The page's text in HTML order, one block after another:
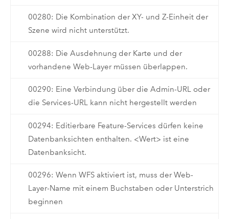
00280: Die Kombination der XY- und Z-Einheit der
Szene wird nicht unterstützt.
00288: Die Ausdehnung der Karte und der
vorhandene Web-Layer müssen überlappen.
00290: Eine Verbindung über die Admin-URL oder
die Services-URL kann nicht hergestellt werden
00294: Editierbare Feature-Services dürfen keine
Datenbanksichten enthalten. <Wert> ist eine
Datenbanksicht.
00296: Wenn WFS aktiviert ist, muss der Web-
Layer-Name mit einem Buchstaben oder Unterstrich
beginnen